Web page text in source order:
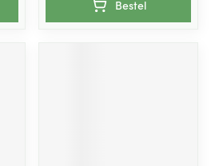
Bestel